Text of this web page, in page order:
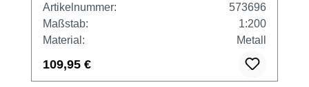
Artikelnummer:
573696
Maßstab:
1:200
Material:
Metall
109,95 €